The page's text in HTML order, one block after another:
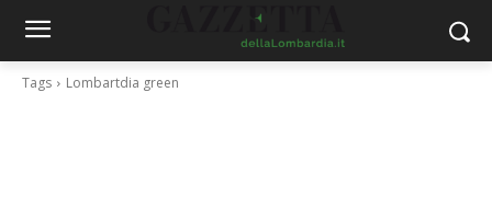
Tags Lombartdia green